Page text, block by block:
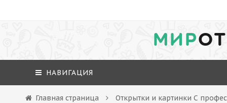
МИР
НАВИГАЦИЯ
Главная страница Открытки и картинки С